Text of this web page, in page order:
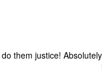
them justice!